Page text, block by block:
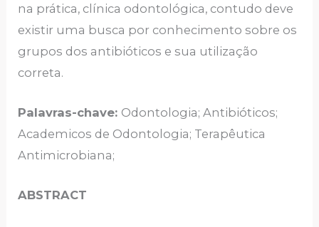
na prática, clínica odontológica, contudo deve
existir uma busca por conhecimento sobre os
grupos dos antibióticos e sua utilização
correta.
Palavras-chave: Odontologia; Antibióticos;
Academicos de Odontologia; Terapêutica
Antimicrobiana;
ABSTRACT